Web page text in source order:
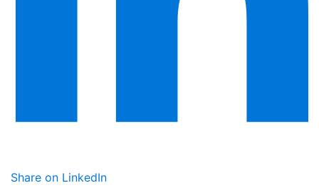
Share on LinkedIn